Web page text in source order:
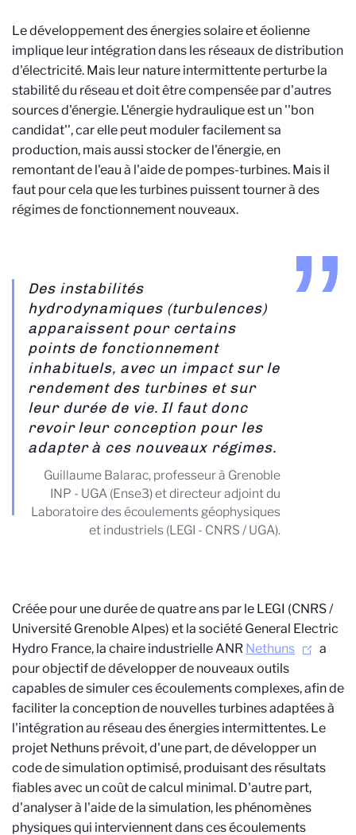
Le développement des énergies solaire et éolienne
implique leur intégration dans les réseaux de distribution
d'électricité. Mais leur nature intermittente perturbe la
stabilité du réseau et doit être compensée par d'autres
sources d'énergie. L'énergie hydraulique est un ''bon
candidat'', car elle peut moduler facilement sa
production, mais aussi stocker de l'énergie, en
remontant de l'eau à l'aide de pompes-turbines. Mais il
faut pour cela que les turbines puissent tourner à des
régimes de fonctionnement nouveaux.
Des instabilités
hydrodynamiques (turbulences)
apparaissent pour certains
points de fonctionnement
inhabituels, avec un impact sur le
rendement des turbines et sur
leur durée de vie. Il faut donc
revoir leur conception pour les
adapter à ces nouveaux régimes.
Guillaume Balarac, professeur à Grenoble
INP - UGA (Ense3) et directeur adjoint du
Laboratoire des écoulements géophysiques
et industriels (LEGI - CNRS / UGA).
Créée pour une durée de quatre ans par le LEGI (CNRS /
Université Grenoble Alpes) et la société General Electric
Hydro France, la chaire industrielle ANR Nethuns
a
pour objectif de développer de nouveaux outils
capables de simuler ces écoulements complexes, afin de
faciliter la conception de nouvelles turbines adaptées à
l'intégration au réseau des énergies intermittentes. Le
projet Nethuns prévoit, d'une part, de développer un
code de simulation optimisé, produisant des résultats
fiables avec un coût de calcul minimal. D'autre part,
d'analyser à l'aide de la simulation, les phénomènes
physiques qui interviennent dans ces écoulements